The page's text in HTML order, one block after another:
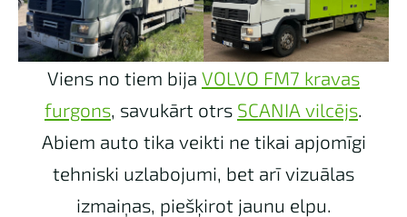
Viens no tiem bija VOLVO FM7 kravas
furgons, savukārt otrs SCANIA vilcējs.
Abiem auto tika veikti ne tikai apjomīgi
tehniski uzlabojumi, bet arī vizuālas
izmaiņas, piešķirot jaunu elpu.